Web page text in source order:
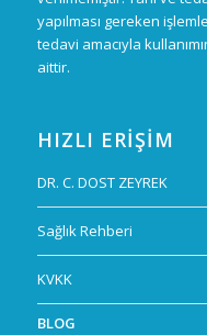
yapılması gereken
tedavi amacıyla
aittir.
HIZLI ERIŞIM
DR. C. DOST ZEYREK
Sağlık Rehberi
KVKK
BLOG